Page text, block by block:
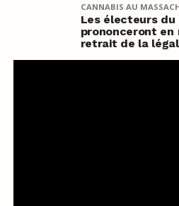
CANNABIS AU
Les électeurs
prononceront en
retrait de la